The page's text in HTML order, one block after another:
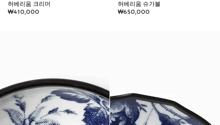
허베리움 크리머
₩410,000
허베리움 슈가볼
₩650,000